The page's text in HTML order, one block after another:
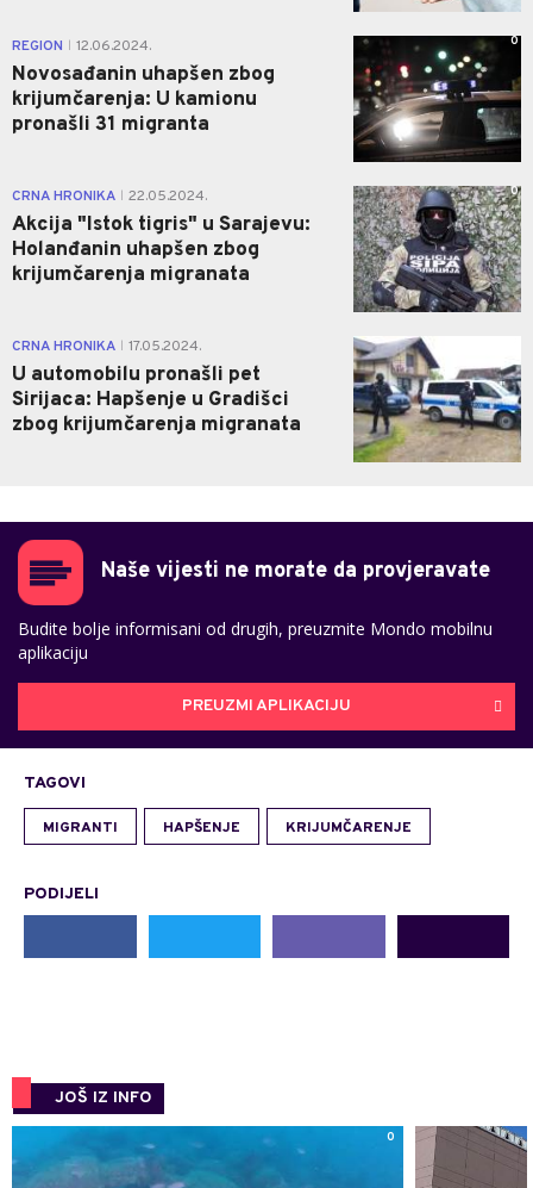
REGION 12.06.2024.
Novosađanin uhapšen zbog
krijumčarenja: U kamionu
pronašli 31 migranta
0
CRNA HRONIKA 22.05.2024.
Akcija "Istok tigris" u Sarajevu:
Holanđanin uhapšen zbog
krijumčarenja migranata
0
CRNA HRONIKA 17.05.2024.
U automobilu pronašli pet
Sirijaca: Hapšenje u Gradišci
zbog krijumčarenja migranata
Naše vijesti ne morate da provjeravate
Budite bolje informisani od drugih, preuzmite Mondo mobilnu
aplikaciju
PREUZMI APLIKACIJU
TAGOVI
MIGRANTI HAPŠENJE KRIJUMČARENJE
PODIJELI
JOŠ IZ INFO
0